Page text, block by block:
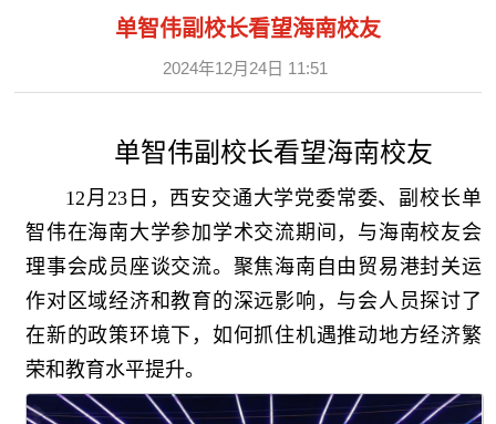
单智伟副校长看望海南校友
2024年12月24日 11:51
单智伟副校长看望海南校友
12月23日，西安交通大学党委常委、副校长单
智伟在海南大学参加学术交流期间，与海南校友会
理事会成员座谈交流。聚焦海南自由贸易港封关运
作对区域经济和教育的深远影响，与会人员探讨了
在新的政策环境下，如何抓住机遇推动地方经济繁
荣和教育水平提升。